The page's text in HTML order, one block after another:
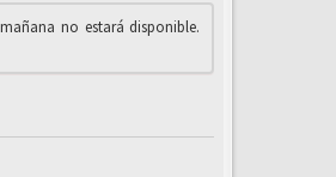
no estará disponible.